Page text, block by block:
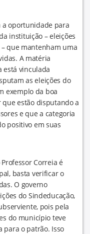
a oportunidade para
instituição – eleições
que mantenham uma
A matéria
está vinculada
as eleições do
exemplo da boa
estão disputando a
e que a categoria
positivo em suas
Correia é
basta verificar o
O governo
do Sindeducação,
pois pela
do município teve
para o patrão. Isso